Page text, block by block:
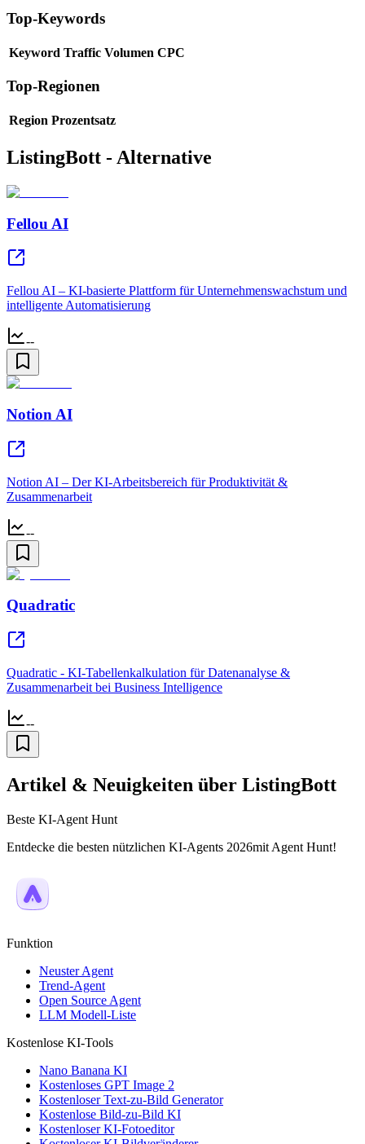
Top-Keywords
Keyword Traffic Volumen CPC
Top-Regionen
Region Prozentsatz
ListingBott - Alternative
Fellou AI
Fellou AI – KI-basierte Plattform für Unternehmenswachstum und
intelligente Automatisierung
--
Notion AI
Notion AI – Der KI-Arbeitsbereich für Produktivität &
Zusammenarbeit
--
Quadratic
Quadratic - KI-Tabellenkalkulation für Datenanalyse &
Zusammenarbeit bei Business Intelligence
--
Artikel & Neuigkeiten über ListingBott
Beste KI-Agent Hunt
Entdecke die besten nützlichen KI-Agents 2026mit Agent Hunt!
Funktion
Neuster Agent
Trend-Agent
Open Source Agent
LLM Modell-Liste
Kostenlose KI-Tools
Nano Banana KI
Kostenloses GPT Image 2
Kostenloser Text-zu-Bild Generator
Kostenlose Bild-zu-Bild KI
Kostenloser KI-Fotoeditor